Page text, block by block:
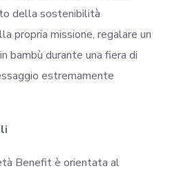
della sostenibilità
propria missione, regalare un
bambù durante una fiera di
estremamente
Benefit è orientata al